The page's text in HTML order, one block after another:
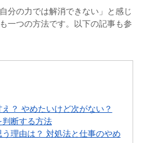
分の力では解消できない」と感じ
一つの方法です。以下の記事も参
？ やめたいけど次がない？
断する方法
う理由は？ 対処法と仕事のやめ